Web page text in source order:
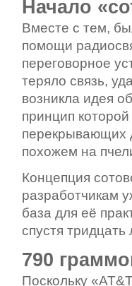
Начало
Вместе с тем,
помощи
переговорное
теряло связь,
возникла идея
принцип
перекрывающих
похожем на
Концепция
разработчикам
база для её
спустя тридцать
790
Поскольку